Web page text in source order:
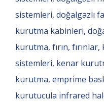
sistemleri, doğalgazlı
kurutma kabinleri,
kurutma, fırın,
sistemleri, kenar
kurutma, emprime
kurutucula infrared